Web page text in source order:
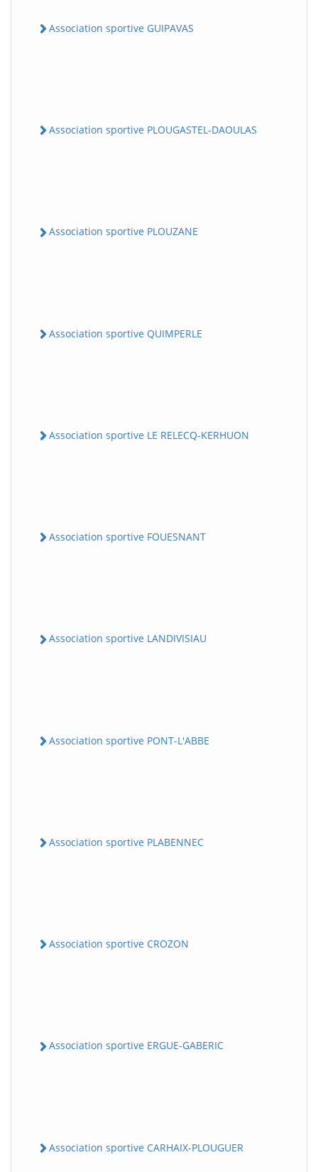
Association sportive GUIPAVAS
Association sportive PLOUGASTEL-DAOULAS
Association sportive PLOUZANE
Association sportive QUIMPERLE
Association sportive LE RELECQ-KERHUON
Association sportive FOUESNANT
Association sportive LANDIVISIAU
Association sportive PONT-L'ABBE
Association sportive PLABENNEC
Association sportive CROZON
Association sportive ERGUE-GABERIC
Association sportive CARHAIX-PLOUGUER